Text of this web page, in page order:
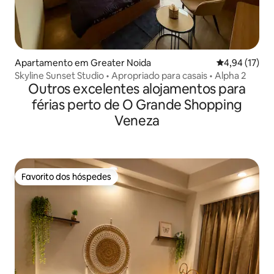
Apartamento em Greater Noida Classificação
4,94 (17)
Skyline Sunset Studio • Apropriado para casais • Alpha 2
Outros excelentes alojamentos para
férias perto de O Grande Shopping
Veneza
Favorito dos hóspedes
Favorito dos hóspedes